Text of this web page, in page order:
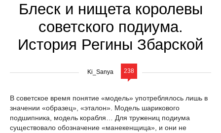
Блеск и нищета королевы
советского подиума.
История Регины Збарской
Ki_Sanya 238
В советское время понятие «модель» употреблялось лишь в
значении «образец», «эталон». Модель шарикового
подшипника, модель корабля… Для тружениц подиума
существовало обозначение «манекенщица», и они не